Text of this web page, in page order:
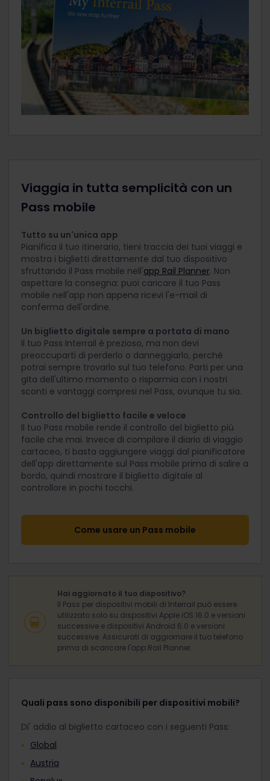
Viaggia in tutta semplicità con un
Pass mobile
Tutto su un'unica app
Pianifica il tuo itinerario, tieni traccia dei tuoi viaggi e
mostra i biglietti direttamente dal tuo dispositivo
sfruttando il Pass mobile nell'app Rail Planner. Non
aspettare la consegna: puoi caricare il tuo Pass
mobile nell'app non appena ricevi l'e-mail di
conferma dell'ordine.
Un biglietto digitale sempre a portata di mano
Il tuo Pass Interrail è prezioso, ma non devi
preoccuparti di perderlo o danneggiarlo, perché
potrai sempre trovarlo sul tuo telefono. Parti per una
gita dell'ultimo momento o risparmia con i nostri
sconti e vantaggi compresi nel Pass, ovunque tu sia.
Controllo del biglietto facile e veloce
Il tuo Pass mobile rende il controllo del biglietto più
facile che mai. Invece di compilare il diario di viaggio
cartaceo, ti basta aggiungere viaggi dal pianificatore
dell'app direttamente sul Pass mobile prima di salire a
bordo, quindi mostrare il biglietto digitale al
controllore in pochi tocchi.
Come usare un Pass mobile
Hai aggiornato il tuo dispositivo?
Il Pass per dispositivi mobili di Interrail può essere
utilizzato solo su dispositivi Apple iOS 16.0 e versioni
successive e dispositivi Android 6.0 e versioni
successive. Assicurati di aggiornare il tuo telefono
prima di scaricare l'app Rail Planner.
Quali pass sono disponibili per dispositivi mobili?
Di' addio al biglietto cartaceo con i seguenti Pass:
Global
Austria